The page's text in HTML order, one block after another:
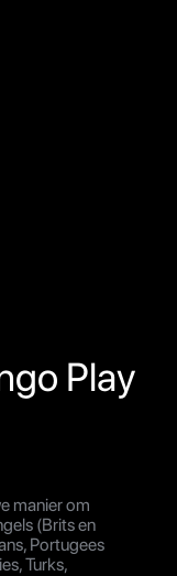
Play
manier om
(Brits en
Portugees
Turks,